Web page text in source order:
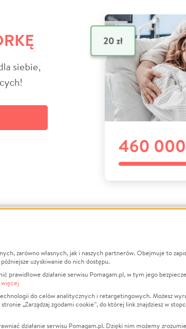
siebie,
O nas
Opinie
Raporty
Za darmo
Zbieraj
Leczenie
Zwierzęta
Pożar
zarówno własnych, jak i naszych partnerów. Obejmuje to
uzyskiwanie do nich dostępu.
działanie serwisu Pomagam.pl, w tym jego
do celów analitycznych i retargetingowych. Możesz
„Zarządzaj zgodami cookie”, do której link znajdziesz w
działanie serwisu Pomagam.pl. Dzięki nim możemy